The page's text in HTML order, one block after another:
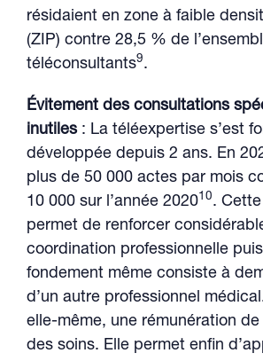
résidaient en zone à faible
(ZIP) contre 28,5 % de
téléconsultants9.
Évitement des consultations
inutiles: La téléexpertise s’est
développée depuis 2 ans. En
plus de 50 000 actes par mois
10 000 sur l’année 202010.
permet de renforcer
coordination professionnelle
fondement même consiste à
d’un autre professionnel
elle-même, une rémunération
des soins. Elle permet enfin